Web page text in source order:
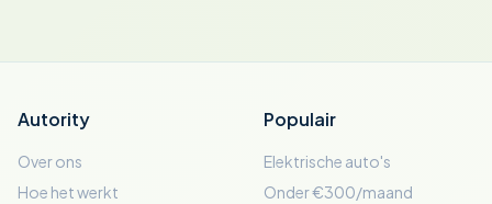
Autority
Over ons
Hoe het werkt
Populair
Elektrische auto's
Onder €300/maand